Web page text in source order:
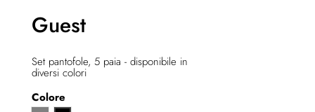
Guest
Set pantofole, 5 paia - disponibile in
diversi colori
Colore